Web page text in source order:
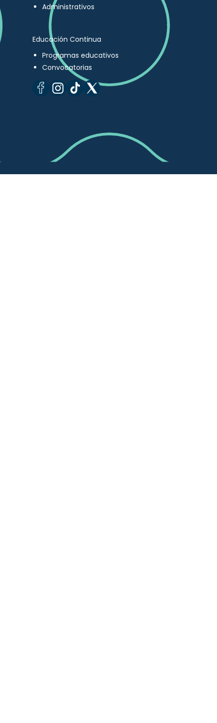
Administrativos
Educación Continua
Programas educativos
Convocatorias